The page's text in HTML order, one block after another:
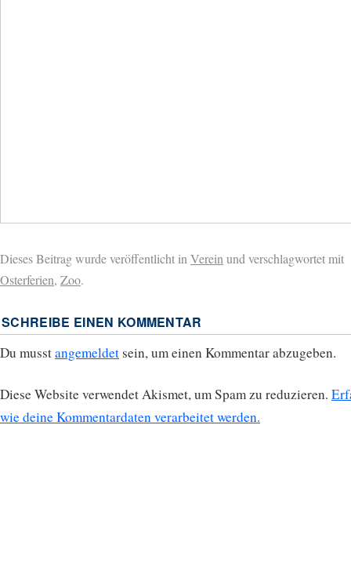
Dieses Beitrag wurde veröffentlicht inVereinund verschlagwortet mit
Osterferien, Zoo.
SCHREIBE EINEN KOMMENTAR
Du musstangemeldet sein, um einen Kommentar abzugeben.
Diese Website verwendet Akismet, um Spam zu reduzieren.
wie deine Kommentardaten verarbeitet werden.